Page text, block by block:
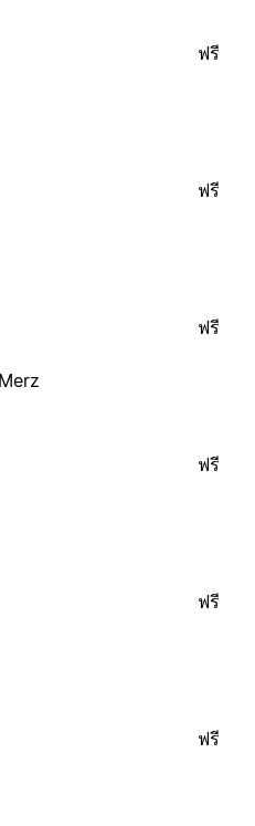
ฟรี
ฟรี
ฟรี
ฟรี
ฟรี
ฟรี